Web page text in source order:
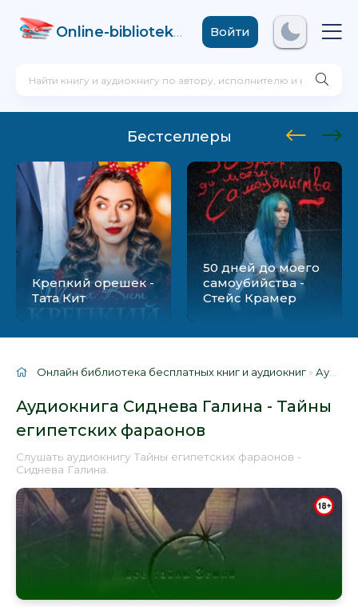
Online-biblioteka .comВойти
Бестселлеры
Крепкий орешек -
Тата Кит
50 дней до моего
самоубийства -
Стейс Крамер
Онлайн библиотека бесплатных книг и аудиокниг »Аудиокниги
Аудиокнига Сиднева Галина - Тайны
египетских фараонов
Слушать аудиокнигу Тайны египетских фараонов -
Сиднева Галина.